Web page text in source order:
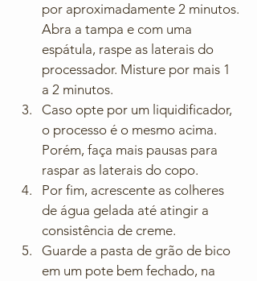
por aproximadamente 2 minutos.
Abra a tampa e com uma
espátula, raspe as laterais do
processador. Misture por mais 1
a 2 minutos.
Caso opte por um liquidificador,
o processo é o mesmo acima.
Porém, faça mais pausas para
raspar as laterais do copo.
Por fim, acrescente as colheres
de água gelada até atingir a
consistência de creme.
Guarde a pasta de grão de bico
em um pote bem fechado, na